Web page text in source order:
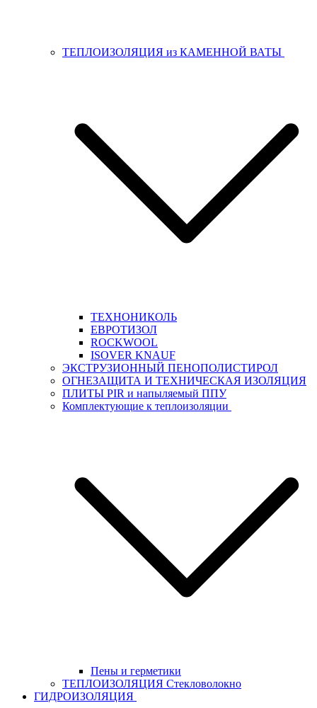
ТЕПЛОИЗОЛЯЦИЯ из КАМЕННОЙ ВАТЫ
ТЕХНОНИКОЛЬ
ЕВРОТИЗОЛ
ROCKWOOL
ISOVER KNAUF
ЭКСТРУЗИОННЫЙ ПЕНОПОЛИСТИРОЛ
ОГНЕЗАЩИТА И ТЕХНИЧЕСКАЯ ИЗОЛЯЦИЯ
ПЛИТЫ PIR и напыляемый ППУ
Комплектующие к теплоизоляции
Пены и герметики
ТЕПЛОИЗОЛЯЦИЯ Стекловолокно
ГИДРОИЗОЛЯЦИЯ